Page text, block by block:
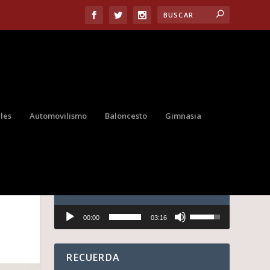
Automovilismo Baloncesto Gimnasia
audio
00:00 03:16
t
i
l
RECUERDA